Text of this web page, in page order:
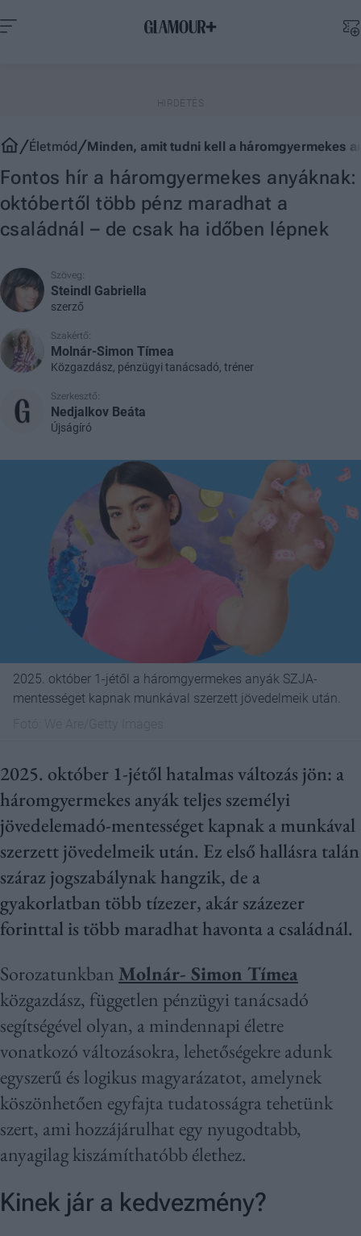
Életmód Minden, amit tudni kell a háromgyermekes
Fontos hír a háromgyermekes anyáknak:
októbertől több pénz maradhat a
családnál – de csak ha időben lépnek
Szöveg:
Steindl Gabriella
szerző
Szakértő:
Molnár-Simon Tímea
Közgazdász, pénzügyi tanácsadó, tréner
Szerkesztő:
Nedjalkov Beáta
Újságíró
2025. október 1-jétől a háromgyermekes anyák SZJA-
mentességet kapnak munkával szerzett jövedelmeik után.
2025. október 1-jétől hatalmas változás jön: a
háromgyermekes anyák teljes személyi
jövedelemadó-mentességet kapnak a munkával
szerzett jövedelmeik után. Ez első hallásra talán
száraz jogszabálynak hangzik, de a
gyakorlatban több tízezer, akár százezer
forinttal is több maradhat havonta a családnál.
Sorozatunkban Molnár- Simon Tímea
közgazdász, független pénzügyi tanácsadó
segítségével olyan, a mindennapi életre
vonatkozó változásokra, lehetőségekre adunk
egyszerű és logikus magyarázatot, amelynek
köszönhetően egyfajta tudatosságra tehetünk
szert, ami hozzájárulhat egy nyugodtabb,
anyagilag kiszámíthatóbb élethez.
Kinek jár a kedvezmény?